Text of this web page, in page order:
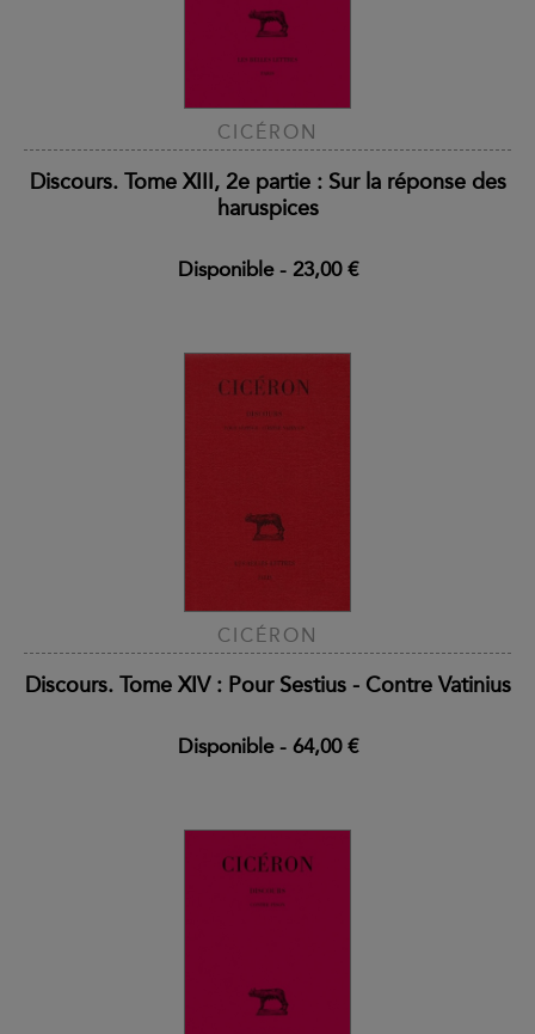
CICÉRON
Discours. Tome XIII, 2e partie : Sur la réponse des
haruspices
Disponible- 23,00 €
CICÉRON
Discours. Tome XIV : Pour Sestius - Contre Vatinius
Disponible- 64,00 €